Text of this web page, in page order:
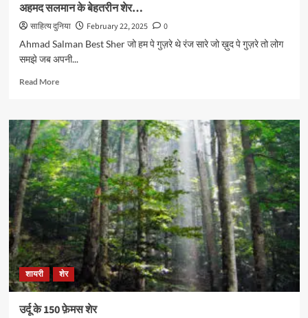
अहमद सलमान के बेहतरीन शेर…
साहित्य दुनिया February 22, 2025
0
Ahmad Salman Best Sher जो हम पे गुज़रे थे रंज सारे जो ख़ुद पे गुज़रे तो लोग
समझे जब अपनी...
Read MoreRead
अहमद
सलमान
के
बेहतरीन
शेर…
शायरी शेर
उर्दू के 150 फ़ेमस शेर